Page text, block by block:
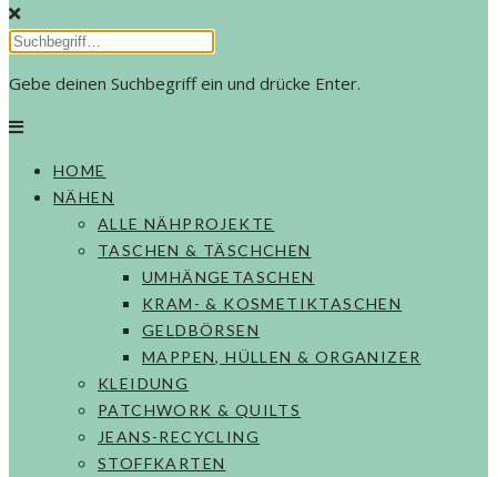
Gebe deinen Suchbegriff ein und drücke Enter.
HOME
NÄHEN
ALLE NÄHPROJEKTE
TASCHEN & TÄSCHCHEN
UMHÄNGETASCHEN
KRAM- & KOSMETIKTASCHEN
GELDBÖRSEN
MAPPEN, HÜLLEN & ORGANIZER
KLEIDUNG
PATCHWORK & QUILTS
JEANS-RECYCLING
STOFFKARTEN